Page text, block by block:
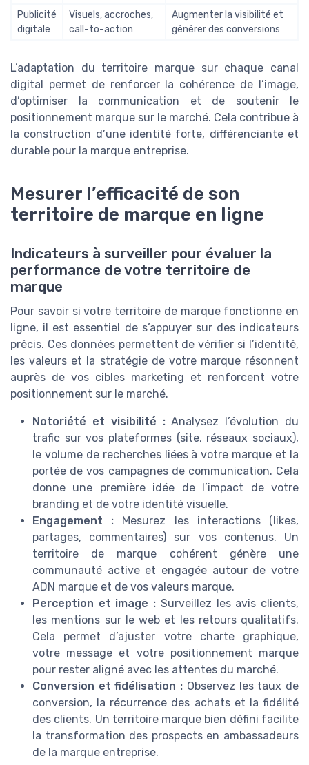
Publicité
digitale
Visuels, accroches,
call-to-action
Augmenter la visibilité et
générer des conversions
L’adaptation du territoire marque sur chaque canal
digital permet de renforcer la cohérence de l’image,
d’optimiser la communication et de soutenir le
positionnement marque sur le marché. Cela contribue à
la construction d’une identité forte, différenciante et
durable pour la marque entreprise.
Mesurer l’efficacité de son
territoire de marque en ligne
Indicateurs à surveiller pour évaluer la
performance de votre territoire de
marque
Pour savoir si votre territoire de marque fonctionne en
ligne, il est essentiel de s’appuyer sur des indicateurs
précis. Ces données permettent de vérifier si l’identité,
les valeurs et la stratégie de votre marque résonnent
auprès de vos cibles marketing et renforcent votre
positionnement sur le marché.
Notoriété et visibilité :Analysez l’évolution du
trafic sur vos plateformes (site, réseaux sociaux),
le volume de recherches liées à votre marque et la
portée de vos campagnes de communication. Cela
donne une première idée de l’impact de votre
branding et de votre identité visuelle.
Engagement : Mesurez les interactions (likes,
partages, commentaires) sur vos contenus. Un
territoire de marque cohérent génère une
communauté active et engagée autour de votre
ADN marque et de vos valeurs marque.
Perception et image : Surveillez les avis clients,
les mentions sur le web et les retours qualitatifs.
Cela permet d’ajuster votre charte graphique,
votre message et votre positionnement marque
pour rester aligné avec les attentes du marché.
Conversion et fidélisation : Observez les taux de
conversion, la récurrence des achats et la fidélité
des clients. Un territoire marque bien défini facilite
la transformation des prospects en ambassadeurs
de la marque entreprise.